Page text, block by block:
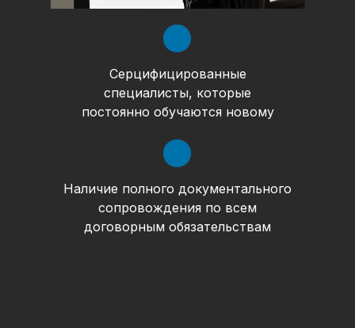
Наличие полного документального
сопровождения по всем
договорным обязательствам
Серцифицированные
специалисты, которые
постоянно обучаются новому